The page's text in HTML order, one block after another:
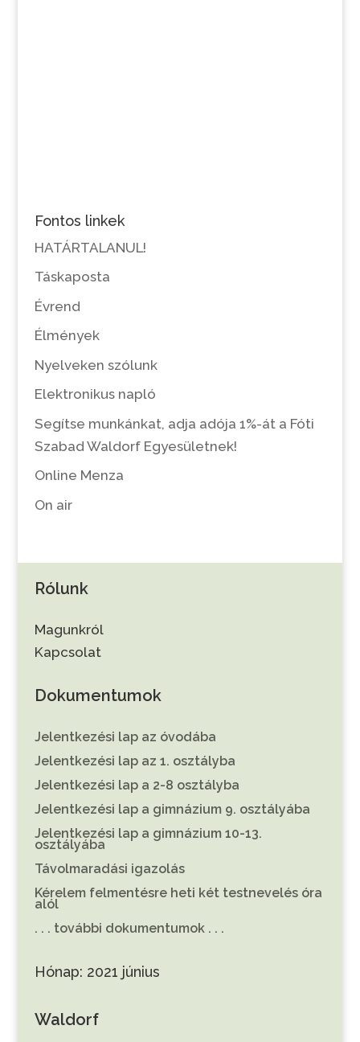
Fontos linkek
HATÁRTALANUL!
Táskaposta
Évrend
Élmények
Nyelveken szólunk
Elektronikus napló
Segítse munkánkat, adja adója 1%-át a Fóti
Szabad Waldorf Egyesületnek!
Online Menza
On air
Rólunk
Magunkról
Kapcsolat
Dokumentumok
Jelentkezési lap az óvodába
Jelentkezési lap az 1. osztályba
Jelentkezési lap a 2-8 osztályba
Jelentkezési lap a gimnázium 9. osztályába
Jelentkezési lap a gimnázium 10-13.
osztályába
Távolmaradási igazolás
Kérelem felmentésre heti két testnevelés óra
alól
. . . további dokumentumok . . .
Hónap: 2021 június
Waldorf